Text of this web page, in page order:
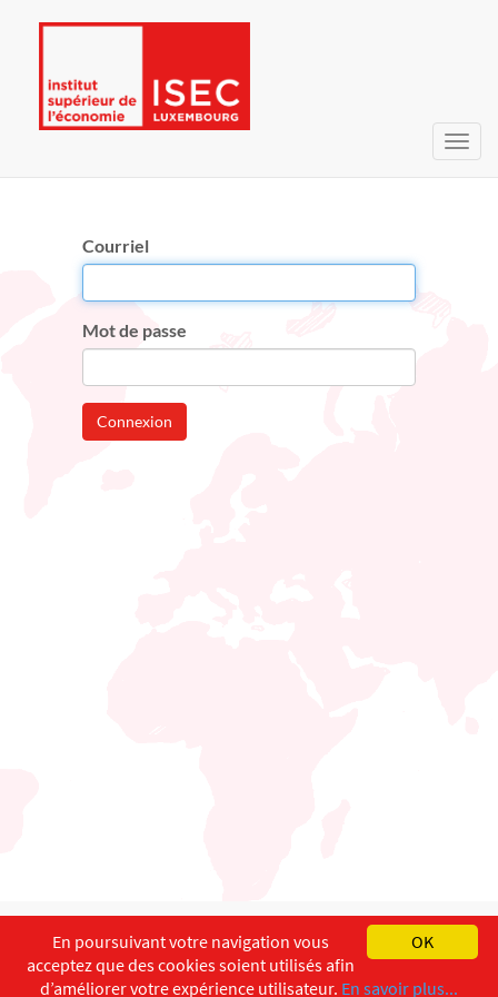
Courriel
Mot de passe
Connexion
English Français
Copyright ©ISEC-AdW Aspects légaux
OK
En poursuivant votre navigation vous
acceptez que des cookies soient utilisés afin
d’améliorer votre expérience utilisateur. En savoir plus...